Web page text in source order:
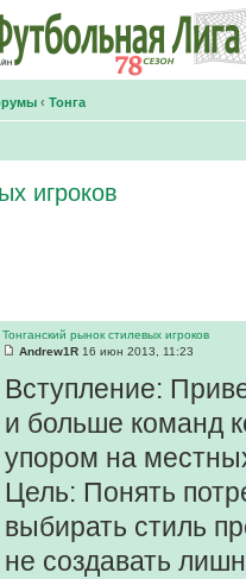
‹ Тонга
игроков
Тонганский рынок стилевых игроков
Andrew1R 16 июн 2013, 11:23
Вступление:
и больше команд
упором на
Цель: Понять
выбирать стиль
не создавать